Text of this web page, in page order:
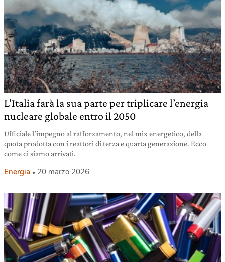
L’Italia farà la sua parte per triplicare l’energia
nucleare globale entro il 2050
Ufficiale l’impegno al rafforzamento, nel mix energetico, della
quota prodotta con i reattori di terza e quarta generazione. Ecco
come ci siamo arrivati.
Energia 20 marzo 2026